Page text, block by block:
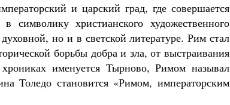
и царский град, где совершается
символику христианского художественного
но и в светской литературе. Рим стал
борьбы добра и зла, от выстраивания
именуется Тырново, Римом называл
Толедо становится «Римом, императорским